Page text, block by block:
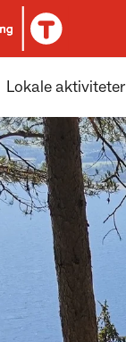
Lokale aktiviteter